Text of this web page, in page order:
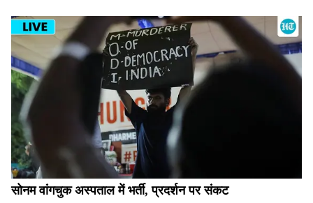
सोनम वांगचुक अस्पताल में भर्ती, प्रदर्शन पर संकट